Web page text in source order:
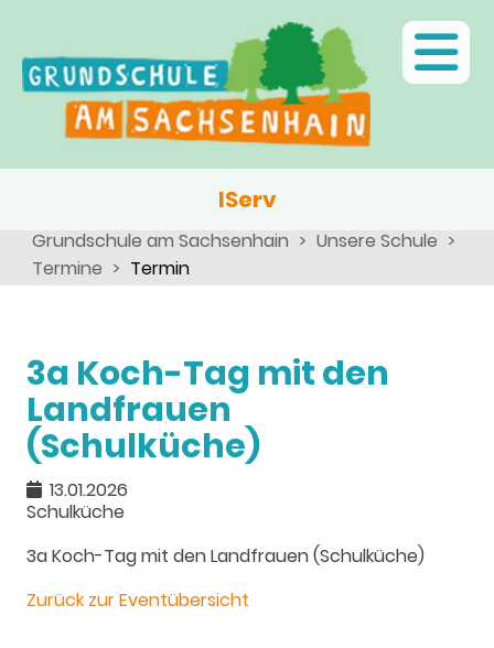
IServ
Grundschule am Sachsenhain
Unsere Schule
Termine
Termin
3a Koch-Tag mit den
Landfrauen
(Schulküche)
13.01.2026
Schulküche
3a Koch-Tag mit den Landfrauen (Schulküche)
Zurück zur Eventübersicht
Kinder
Eltern
Schulsozialarbeit
Schulseelsorge
Angebote, Projekte, Aktionen, Arbeitsgemeinschaften